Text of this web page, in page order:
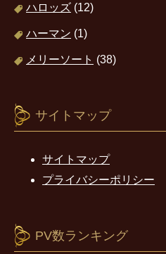
ハロッズ (12)
ハーマン (1)
メリーソート (38)
サイトマップ
サイトマップ
プライバシーポリシー
PV数ランキング